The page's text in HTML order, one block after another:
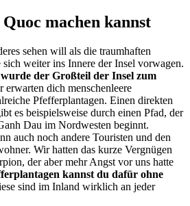
machen kannst
sehen will als die traumhaften
sich weiter ins Innere der Insel vorwagen.
der Großteil der Insel zum
erwarten dich menschenleere
Pfefferplantagen. Einen direkten
es beispielsweise durch einen Pfad, der
Dau im Nordwesten beginnt.
auch noch andere Touristen und den
Wir hatten das kurze Vergnügen
der aber mehr Angst vor uns hatte
kannst du dafür ohne
sind im Inland wirklich an jeder